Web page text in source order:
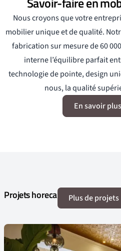
Nous croyons que votre
mobilier unique et de qualité.
fabrication sur mesure de 60
interne l’équilibre parfait
technologie de pointe, design
nous, la qualité
En savoir
Projets horeca Plus de projets